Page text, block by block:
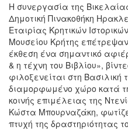
Η συνεργασία της
Δημοτική Πινακοθήκη
Εταιρίας Κρητικών
Μουσείου Κρήτης
έκθεση ένα σημαντικό
& η τέχνη του Βιβλίου»,
φιλοξενείται στη Βασιλική
διαμορφωμένο χώρο κατά
κοινής επιμέλειας της
Κώστα Μπουρναζάκη,
πτυχή της δραστηριότητας